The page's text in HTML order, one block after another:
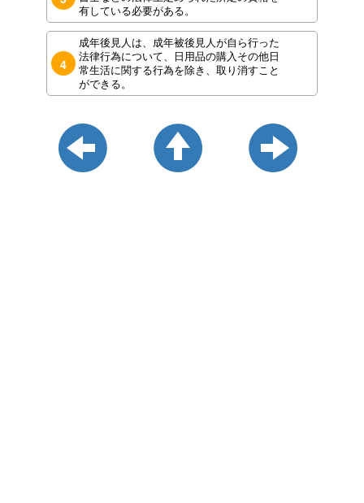
有している必要がある。
4
成年後見人は、成年被後見人が自ら行った
法律行為について、日用品の購入その他日
常生活に関する行為を除き、取り消すこと
ができる。